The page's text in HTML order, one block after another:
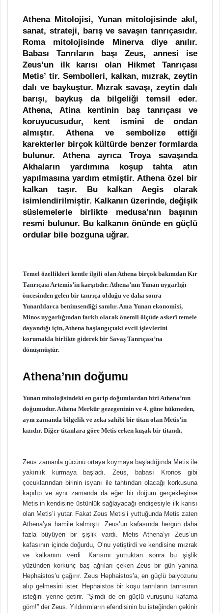
Athena Mitolojisi, Yunan mitolojisinde akıl,
sanat, strateji, barış ve savaşın tanrıçasıdır.
Roma mitolojisinde Minerva diye anılır.
Babası Tanrıların başı Zeus, annesi ise
Zeus’un ilk karısı olan Hikmet Tanrıçası
Metis’ tir. Sembolleri, kalkan, mızrak, zeytin
dalı ve baykuştur. Mızrak savaşı, zeytin dalı
barışı, baykuş da bilgeliği temsil eder.
Athena, Atina kentinin baş tanrıçası ve
koruyucusudur, kent ismini de ondan
almıştır. Athena ve sembolize ettiği
karekterler birçok kültürde benzer formlarda
bulunur. Athena ayrıca Troya savaşında
Akhaların yardımına koşup tahta atın
yapılmasına yardım etmiştir. Athena özel bir
kalkan taşır. Bu kalkan Aegis olarak
isimlendirilmiştir. Kalkanın üzerinde, değişik
süslemelerle birlikte medusa’nın başının
resmi bulunur. Bu kalkanın önünde en güçlü
ordular bile bozguna uğrar.
Temel özellikleri kentle ilgili olan Athena birçok bakımdan Kır
Tanrıçası Artemis’in karşıtıdır. Athena’nın Yunan uygarlığı
öncesinden gelen bir tanrıça olduğu ve daha sonra
Yunanlılarca benimsendiği sanılır. Ama Yunan ekonomisi,
Minos uygarlığından farklı olarak önemli ölçüde askerî temele
dayandığı için, Athena başlangıçtaki evcil işlevlerini
korumakla birlikte giderek bir Savaş Tanrıçası’na
dönüşmüştür.
Athena’nın doğumu
Yunan mitolojisindeki en garip doğumlardan biri Athena’nın
doğumudur. Athena Merkür gezegeninin ve 4. güne hükmeden,
aynı zamanda bilgelik ve zeka sahibi bir titan olan Metis’in
kızıdır. Diğer titanlara göre Metis erken kuşak bir titandı.
Zeus zamanla gücünü ortaya koymaya başladığında Metis ile
yakınlık kurmaya başladı. Zeus, babası Kronos gibi
çocuklarından birinin isyanı ile tahtından olacağı korkusuna
kapılıp ve aynı zamanda da eğer bir doğum gerçekleşirse
Metis’in kendisine üstünlük sağlayacağı endişesiyle ilk karısı
olan Metis’i yutar. Fakat Zeus Metis’i yuttuğunda Metis zaten
Athena’ya hamile kalmıştı. Zeus’un kafasında hergün daha
fazla büyüyen bir şişlik vardı. Metis Athena’yı Zeus’un
kafasının içinde doğurdu, O’nu yetiştirdi ve kendisine mızrak
ve kalkanını verdi. Karısını yuttuktan sonra bu şişlik
yüzünden korkunç baş ağrıları çeken Zeus bir gün yanına
Hephaistos’u çağırır. Zeus Hephaistos’a, en güçlü balyozunu
alıp gelmesini ister. Hephaistos bir koşu tanrıların tanrısının
isteğini yerine getirir. “Şimdi de en güçlü vuruşunu kafama
göm!” der Zeus. Yıldırımların efendisinin bu isteğinden çekinir